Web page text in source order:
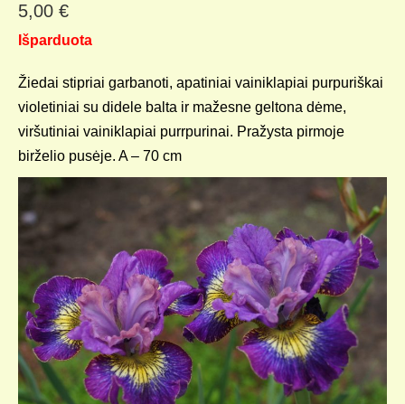
5,00 €
Išparduota
Žiedai stipriai garbanoti, apatiniai vainiklapiai purpuriškai
violetiniai su didele balta ir mažesne geltona dėme,
viršutiniai vainiklapiai purrpurinai. Pražysta pirmoje
birželio pusėje. A – 70 cm